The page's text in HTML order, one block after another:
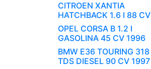
CITROEN XANTIA
HATCHBACK 1.6 I 88 CV
OPEL CORSA B 1.2 I
GASOLINA 45 CV 1996
BMW E36 TOURING 318
TDS DIESEL 90 CV 1997